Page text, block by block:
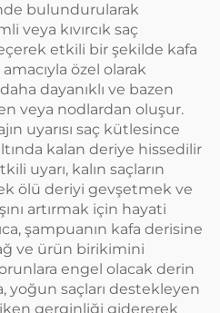
bulundurularak
veya kıvırcık saç
etkili bir şekilde kafa
özel olarak
dayanıklı ve bazen
veya nodlardan oluşur.
uyarısı saç kütlesince
kalan deriye hissedilir
uyarı, kalın saçların
ölü deriyi gevşetmek ve
artırmak için hayati
şampuanın kafa derisine
ve ürün birikimini
engel olacak derin
yoğun saçları destekleyen
gerginliği gidererek